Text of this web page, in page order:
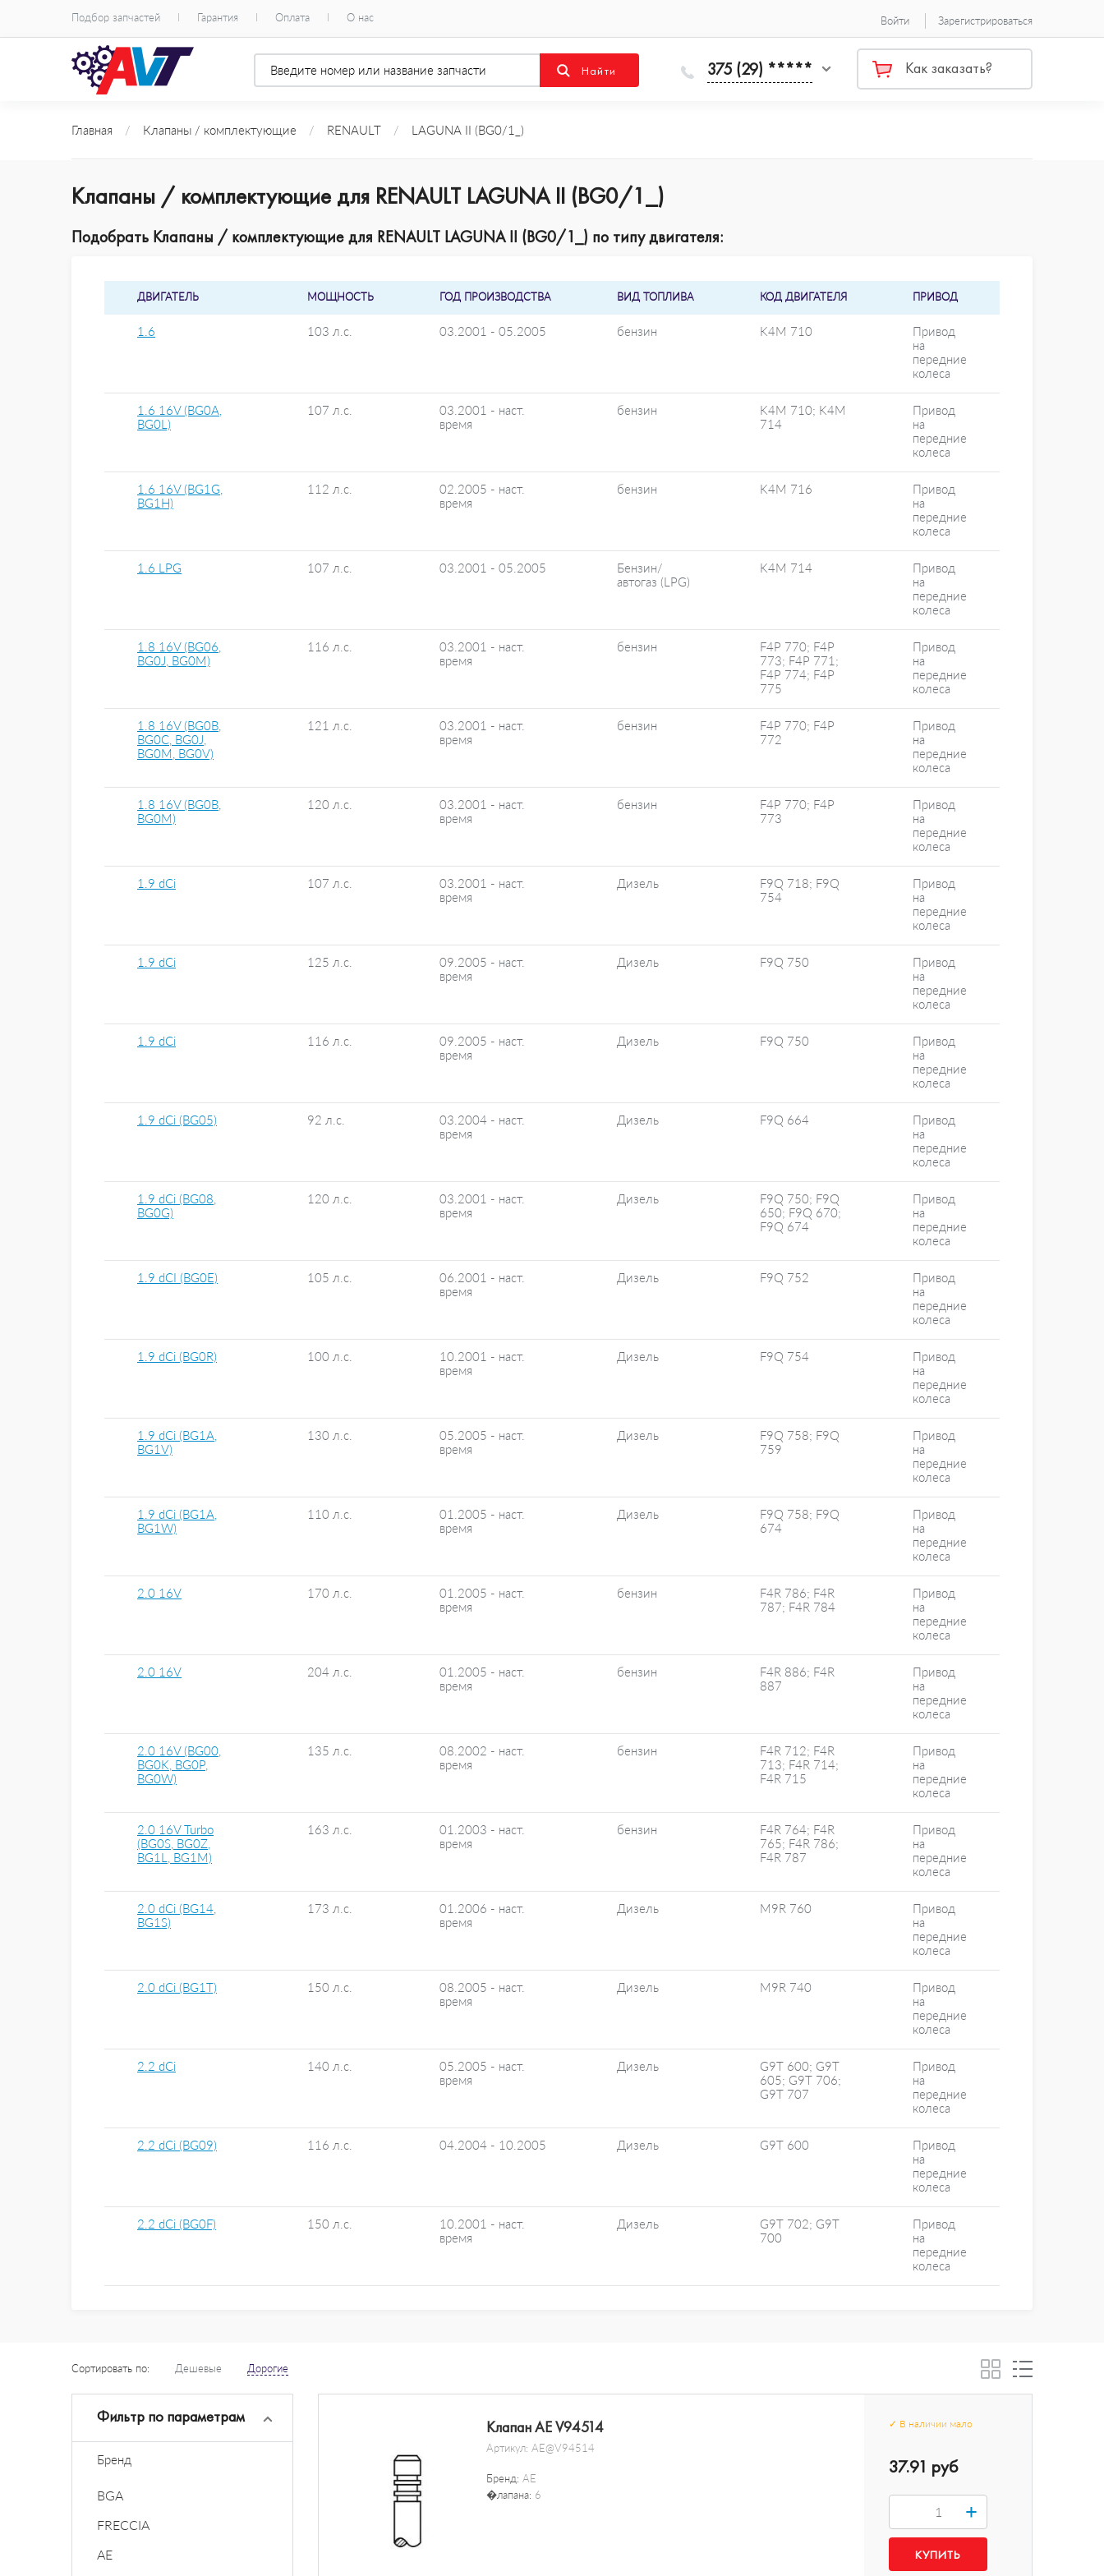
Войти Зарегистрироваться
Подбор запчастей Гарантия Оплата О нас
375 (29) ***** Как заказать?
Главная / Клапаны / комплектующие / RENAULT / LAGUNA II (BG0/1_)
Клапаны / комплектующие для RENAULT LAGUNA II (BG0/1_)
Подобрать Клапаны / комплектующие для RENAULT LAGUNA II (BG0/1_) по типу двигателя:
ДВИГАТЕЛЬ МОЩНОСТЬ ГОД ПРОИЗВОДСТВА ВИД ТОПЛИВА КОД ДВИГАТЕЛЯ ПРИВОД
1.6 103 л.с. 03.2001 - 05.2005 бензин K4M 710
Привод
на
передние
колеса
1.6 16V (BG0A,
BG0L)
107 л.с.
03.2001 - наст.
время
бензин
K4M 710; K4M
714
Привод
на
передние
колеса
1.6 16V (BG1G,
BG1H)
112 л.с.
02.2005 - наст.
время
бензин K4M 716
Привод
на
передние
колеса
1.6 LPG 107 л.с. 03.2001 - 05.2005
Бензин/
автогаз (LPG)
K4M 714
Привод
на
передние
колеса
1.8 16V (BG06,
BG0J, BG0M)
116 л.с.
03.2001 - наст.
время
бензин
F4P 770; F4P
773; F4P 771;
F4P 774; F4P
775
Привод
на
передние
колеса
1.8 16V (BG0B,
BG0C, BG0J,
BG0M, BG0V)
121 л.с.
03.2001 - наст.
время
бензин
F4P 770; F4P
772
Привод
на
передние
колеса
1.8 16V (BG0B,
BG0M)
120 л.с.
03.2001 - наст.
время
бензин
F4P 770; F4P
773
Привод
на
передние
колеса
1.9 dCi 107 л.с.
03.2001 - наст.
время
Дизель
F9Q 718; F9Q
754
Привод
на
передние
колеса
1.9 dCi 125 л.с.
09.2005 - наст.
время
Дизель F9Q 750
Привод
на
передние
колеса
1.9 dCi 116 л.с.
09.2005 - наст.
время
Дизель F9Q 750
Привод
на
передние
колеса
1.9 dCi (BG05) 92 л.с.
03.2004 - наст.
время
Дизель F9Q 664
Привод
на
передние
колеса
1.9 dCi (BG08,
BG0G)
120 л.с.
03.2001 - наст.
время
Дизель
F9Q 750; F9Q
650; F9Q 670;
F9Q 674
Привод
на
передние
колеса
1.9 dCI (BG0E) 105 л.с.
06.2001 - наст.
время
Дизель F9Q 752
Привод
на
передние
колеса
1.9 dCi (BG0R) 100 л.с.
10.2001 - наст.
время
Дизель F9Q 754
Привод
на
передние
колеса
1.9 dCi (BG1A,
BG1V)
130 л.с.
05.2005 - наст.
время
Дизель
F9Q 758; F9Q
759
Привод
на
передние
колеса
1.9 dCi (BG1A,
BG1W)
110 л.с.
01.2005 - наст.
время
Дизель
F9Q 758; F9Q
674
Привод
на
передние
колеса
2.0 16V 170 л.с.
01.2005 - наст.
время
бензин
F4R 786; F4R
787; F4R 784
Привод
на
передние
колеса
2.0 16V 204 л.с.
01.2005 - наст.
время
бензин
F4R 886; F4R
887
Привод
на
передние
колеса
2.0 16V (BG00,
BG0K, BG0P,
BG0W)
135 л.с.
08.2002 - наст.
время
бензин
F4R 712; F4R
713; F4R 714;
F4R 715
Привод
на
передние
колеса
2.0 16V Turbo
(BG0S, BG0Z,
BG1L, BG1M)
163 л.с.
01.2003 - наст.
время
бензин
F4R 764; F4R
765; F4R 786;
F4R 787
Привод
на
передние
колеса
2.0 dCi (BG14,
BG1S)
173 л.с.
01.2006 - наст.
время
Дизель M9R 760
Привод
на
передние
колеса
2.0 dCi (BG1T) 150 л.с.
08.2005 - наст.
время
Дизель M9R 740
Привод
на
передние
колеса
2.2 dCi 140 л.с.
05.2005 - наст.
время
Дизель
G9T 600; G9T
605; G9T 706;
G9T 707
Привод
на
передние
колеса
2.2 dCi (BG09) 116 л.с. 04.2004 - 10.2005 Дизель G9T 600
Привод
на
передние
колеса
2.2 dCi (BG0F) 150 л.с.
10.2001 - наст.
время
Дизель
G9T 702; G9T
700
Привод
на
передние
колеса
Сортировать по: Дешевые Дорогие
Клапан AE V94514
Артикул: AE@V94514
Бренд: AE
�лапана: 6
✓ В наличии мало
37.91 руб
+
Фильтр по параметрам
Бренд
BGA
FRECCIA
AE